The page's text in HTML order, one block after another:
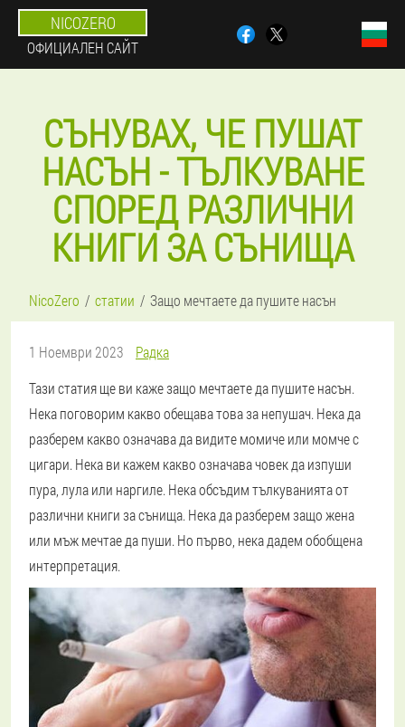
NICOZERO
ОФИЦИАЛЕН САЙТ
СЪНУВАХ, ЧЕ ПУШАТ
НАСЪН - ТЪЛКУВАНЕ
СПОРЕД РАЗЛИЧНИ
КНИГИ ЗА СЪНИЩА
NicoZero статии Защо мечтаете да пушите насън
1 Ноември 2023
Радка
Тази статия ще ви каже защо мечтаете да пушите насън.
Нека поговорим какво обещава това за непушач. Нека да
разберем какво означава да видите момиче или момче с
цигари. Нека ви кажем какво означава човек да изпуши
пура, лула или наргиле. Нека обсъдим тълкуванията от
различни книги за сънища. Нека да разберем защо жена
или мъж мечтае да пуши. Но първо, нека дадем обобщена
интерпретация.